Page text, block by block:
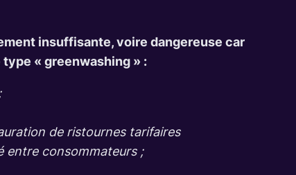
insuffisante, voire dangereuse car
« greenwashing » :
de ristournes tarifaires
entre consommateurs ;